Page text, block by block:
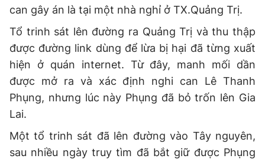
can gây án là tại một nhà nghỉ ở TX.Quảng Trị.
Tổ trinh sát lên đường ra Quảng Trị và thu thập
được đường link dùng để lừa bị hại đã từng xuất
hiện ở quán internet. Từ đây, manh mối dần
được mở ra và xác định nghi can Lê Thanh
Phụng, nhưng lúc này Phụng đã bỏ trốn lên Gia
Lai.
Một tổ trinh sát đã lên đường vào Tây nguyên,
sau nhiều ngày truy tìm đã bắt giữ được Phụng